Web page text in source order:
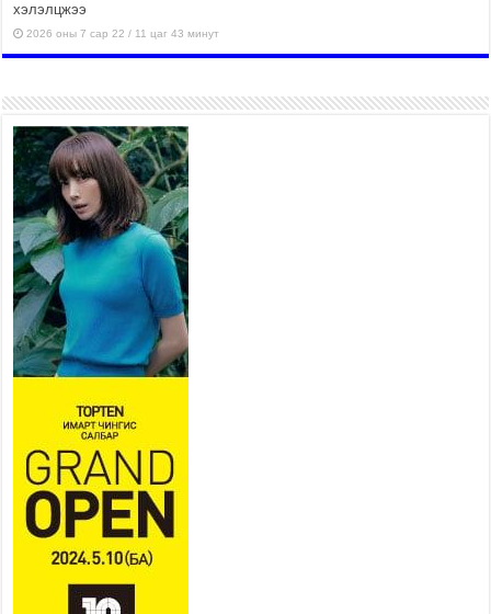
хэлэлцжээ
2026 оны 7 сар 22 / 11 цаг 43 минут
боломжтой-Хүүхэд хөгжүүлэх
төв” байгуулах төсөлд төр,
хувийн хэвшлийн түншлэлийн хүрээнд хамтран
ажиллахыг урьж байна
2026 оны 7 сар 22 / 9 цаг 28 минут
Б.Пүрэвдагва: “Урт цагаан”-ыг
залуучууд чөлөөт цагаа
өнгөрүүлдэг, жуулчид зорьж
ирдэг цэг болгоно
2026 оны 7 сар 21 / 16 цаг 47 минут
Тусгай замын автобус /BRT/ төслийн удирдах
хорооны ээлжит хуралдаан боллоо
Ерөнхий сайд Н.Учрал БНХАУ-аас Монгол Улсад
суугаа Элчин сайд Шэнь Миньжюанийг хүлээн
авч уулзав
2026 оны 7 сар 21 / 16 цаг 39 минут
БҮГД НАЙРАМДАХ ТАЖИКИСТАН УЛСТАЙ
ЭДИЙН ЗАСГИЙН ХАМТЫН АЖИЛЛАГААГ
ӨРГӨЖҮҮЛНЭ
2026 оны 7 сар 21 / 16 цаг 34 минут